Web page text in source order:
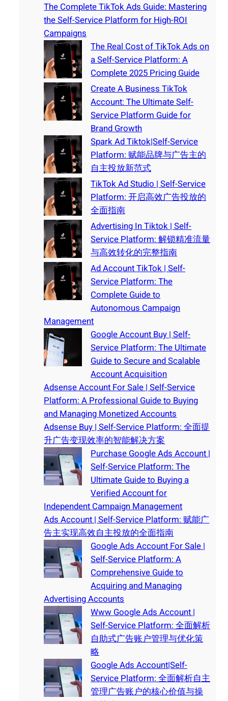
The Complete TikTok Ads Guide: Mastering
the Self-Service Platform for High-ROI
Campaigns
The Real Cost of TikTok Ads on
a Self-Service Platform: A
Complete 2025 Pricing Guide
Create A Business TikTok
Account: The Ultimate Self-
Service Platform Guide for
Brand Growth
Spark Ad Tiktok|Self-Service
Platform: 赋能品牌与广告主的
自主投放新范式
TikTok Ad Studio | Self-Service
Platform: 开启高效广告投放的
全面指南
Advertising In Tiktok | Self-
Service Platform: 解锁精准流量
与高效转化的完整指南
Ad Account TikTok | Self-
Service Platform: The
Complete Guide to
Autonomous Campaign
Management
Google Account Buy | Self-
Service Platform: The Ultimate
Guide to Secure and Scalable
Account Acquisition
Adsense Account For Sale | Self-Service
Platform: A Professional Guide to Buying
and Managing Monetized Accounts
Adsense Buy | Self-Service Platform: 全面提
升广告变现效率的智能解决方案
Purchase Google Ads Account |
Self-Service Platform: The
Ultimate Guide to Buying a
Verified Account for
Independent Campaign Management
Ads Account | Self-Service Platform: 赋能广
告主实现高效自主投放的全面指南
Google Ads Account For Sale |
Self-Service Platform: A
Comprehensive Guide to
Acquiring and Managing
Advertising Accounts
Www Google Ads Account |
Self-Service Platform: 全面解析
自助式广告账户管理与优化策
略
Google Ads Account|Self-
Service Platform: 全面解析自主
管理广告账户的核心价值与操